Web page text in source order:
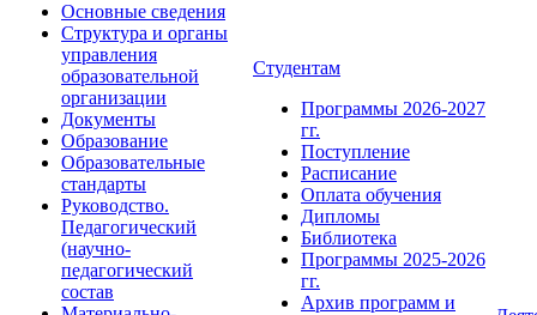
Основные сведения
Структура и органы
управления
образовательной
организации
Документы
Образование
Образовательные
стандарты
Руководство.
Педагогический
(научно-
педагогический
состав
Студентам
Программы 2026-2027
гг.
Поступление
Расписание
Оплата обучения
Дипломы
Библиотека
Программы 2025-2026
гг.
Архив программ и